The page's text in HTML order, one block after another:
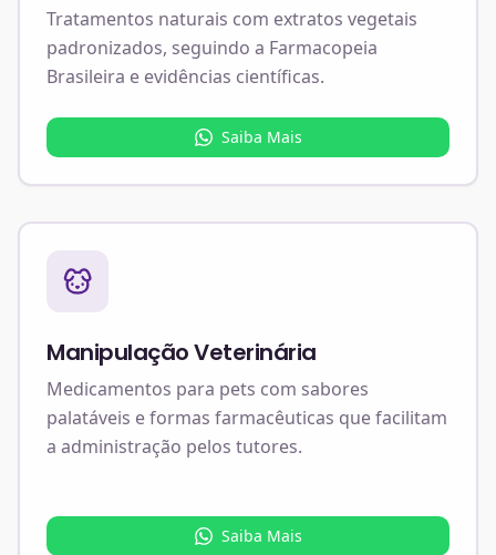
Tratamentos naturais com extratos vegetais
padronizados, seguindo a Farmacopeia
Brasileira e evidências científicas.
Saiba Mais
Manipulação Veterinária
Medicamentos para pets com sabores
palatáveis e formas farmacêuticas que facilitam
a administração pelos tutores.
Saiba Mais